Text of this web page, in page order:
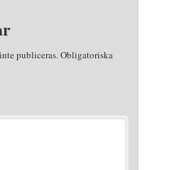
publiceras.Obligatoriska